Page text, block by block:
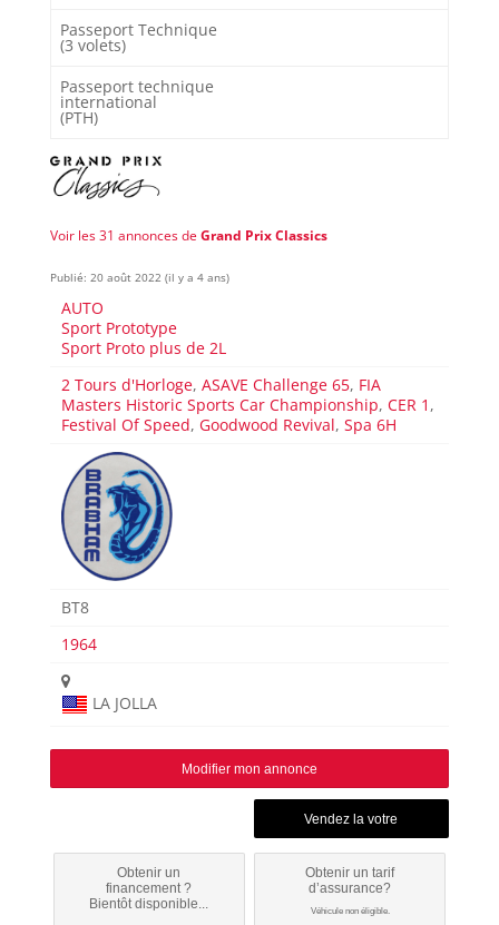
Passeport Technique
(3 volets)
Passeport technique
international
(PTH)
Voir les 31 annonces de Grand Prix Classics
Publié: 20 août 2022 (il y a 4 ans)
AUTO
Sport Prototype
Sport Proto plus de 2L
2 Tours d'Horloge,ASAVE Challenge 65, FIA
Masters Historic Sports Car Championship,CER 1 ,
Festival Of Speed, Goodwood Revival,Spa 6H
BT8
1964
LA JOLLA
Modifier mon annonce
Obtenir un
financement ?
Bientôt disponible...
Obtenir un tarif
d’assurance?
Véhicule non éligible.